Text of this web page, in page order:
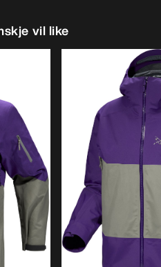
vil like